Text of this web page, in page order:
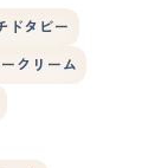
ドタビー
クリーム